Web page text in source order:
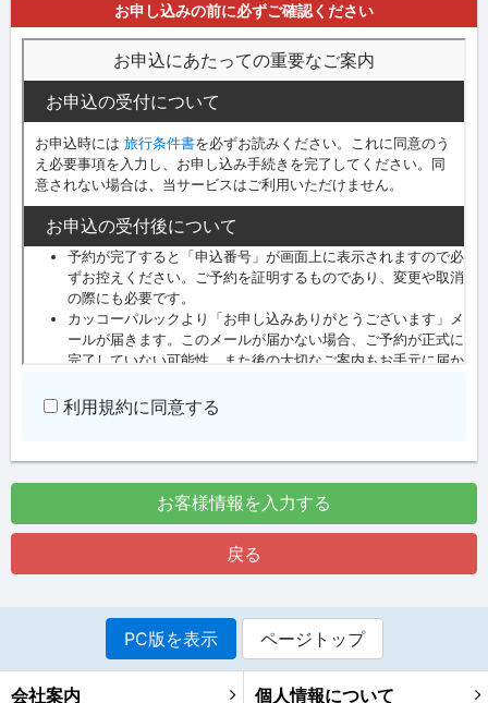
お申し込みの前に必ずご確認ください
利用規約に同意する
お客様情報を入力する
戻る
PC版を表示 ページトップ
会社案内 個人情報について